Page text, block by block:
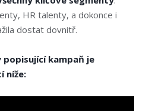
HR talenty, a dokonce i
dostat dovnitř.
popisující kampaň je
níže: